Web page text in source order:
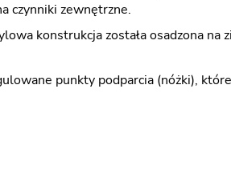
czynniki zewnętrzne.
konstrukcja została osadzona na
punkty podparcia (nóżki),